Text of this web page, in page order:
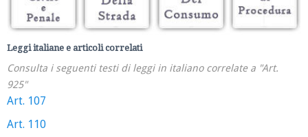
Leggi italiane e articoli correlati
Consulta i seguenti testi di leggi in italiano correlate a "Art.
925"
Art. 107
Art. 110